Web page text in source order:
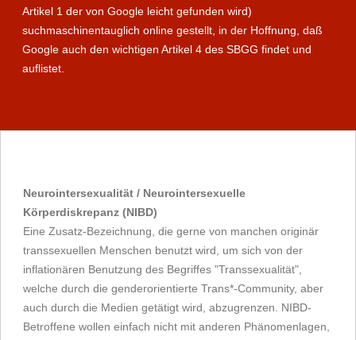
Artikel 1 der von Google leicht gefunden wird)
suchmaschinentauglich online gestellt, in der Hoffnung, daß
Google auch den wichtigen Artikel 4 des SBGG findet und
auflistet.
Neurointersexualität / Neurointersexuelle
Körperdiskrepanz (NIBD)
Eine Zusatz-Bezeichnung, die gerne von manchen originär
transsexuellen Menschen benutzt wird, um sich von der
inflationären Benutzung des Begriffes "Transsexualität",
welche durch die genderorientierte Trans*-Community, aber
auch durch die Medien getätigt wird, abzugrenzen. NIBD-
Betroffene wollen einfach nicht mit anderen Phänomenlagen,